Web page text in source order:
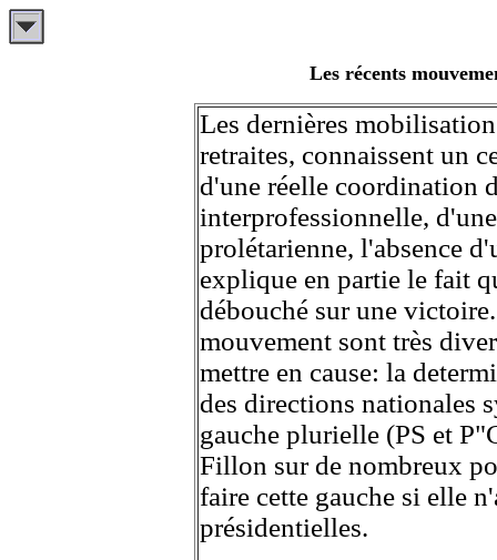
Les récents
Les dernières
retraites, connaissent un
d'une réelle coordination
interprofessionnelle,
prolétarienne, l'absence
explique en partie le fait
débouché sur une
mouvement sont très
mettre en cause: la
des directions nationales
gauche plurielle (PS et
Fillon sur de nombreux
faire cette gauche si elle
présidentielles.